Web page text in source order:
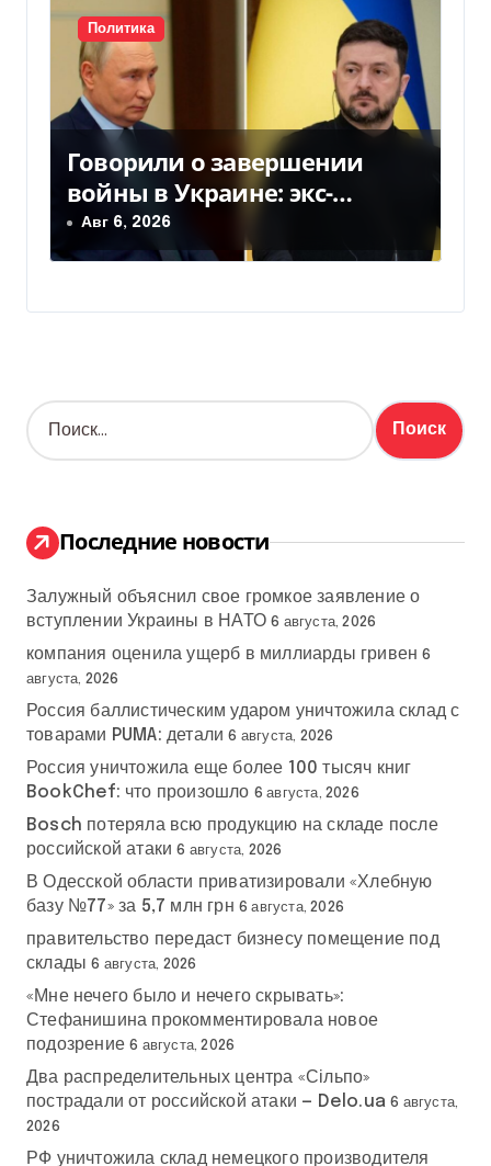
Политика
Говорили о завершении
войны в Украине: экс-
чиновники ЕС и РФ провели
тайные переговоры, — СМИ
Авг 6, 2026
Н
а
:
Последние новости
Залужный объяснил свое громкое заявление о
вступлении Украины в НАТО 6 августа, 2026
компания оценила ущерб в миллиарды гривен 6
августа, 2026
Россия баллистическим ударом уничтожила склад с
товарами PUMA: детали 6 августа, 2026
Россия уничтожила еще более 100 тысяч книг
BookChef: что произошло 6 августа, 2026
Bosch потеряла всю продукцию на складе после
российской атаки 6 августа, 2026
В Одесской области приватизировали «Хлебную
базу №77» за 5,7 млн грн 6 августа, 2026
правительство передаст бизнесу помещение под
склады 6 августа, 2026
«Мне нечего было и нечего скрывать»:
Стефанишина прокомментировала новое
подозрение 6 августа, 2026
Два распределительных центра «Сільпо»
пострадали от российской атаки — Delo.ua 6 августа,
2026
РФ уничтожила склад немецкого производителя